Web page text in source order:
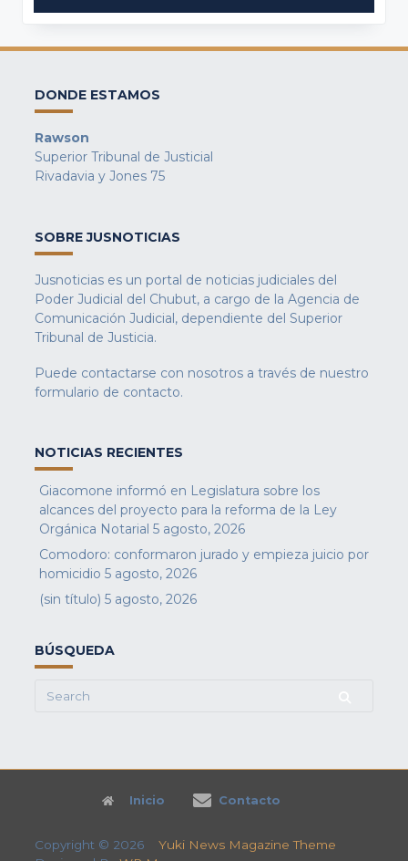
DONDE ESTAMOS
Rawson
Superior Tribunal de Justicial
Rivadavia y Jones 75
SOBRE JUSNOTICIAS
Jusnoticias es un portal de noticias judiciales del
Poder Judicial del Chubut, a cargo de la Agencia de
Comunicación Judicial, dependiente del Superior
Tribunal de Justicia.
Puede contactarse con nosotros a través de nuestro
formulario de contacto.
NOTICIAS RECIENTES
Giacomone informó en Legislatura sobre los
alcances del proyecto para la reforma de la Ley
Orgánica Notarial 5 agosto, 2026
Comodoro: conformaron jurado y empieza juicio por
homicidio 5 agosto, 2026
(sin título) 5 agosto, 2026
BÚSQUEDA
Search
Inicio Contacto
Copyright © 2026 Yuki News Magazine Theme